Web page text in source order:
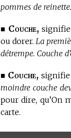
pommes de
■ Couche, signifie
ou dorer. La
détrempe. Couche
■ Couche, signifie
moindre couche
pour dire, qu’On
carte.